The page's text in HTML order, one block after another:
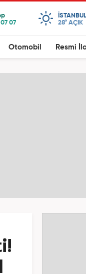
ISTANBUL
28° AÇIK
Otomobil Resmi